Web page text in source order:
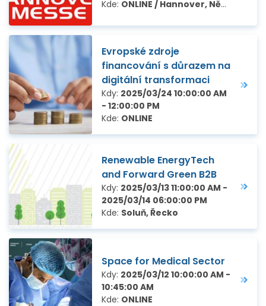
Kde: ONLINE / Hannover, Německo
Evropské zdroje
financování s důrazem na
digitální transformaci
Kdy: 2025/03/24 10:00:00 AM
- 12:00:00 PM
Kde: ONLINE
Renewable EnergyTech
and Forward Green B2B
Kdy: 2025/03/13 11:00:00 AM -
2025/03/14 06:00:00 PM
Kde: Soluň, Řecko
Space for Medical Sector
Kdy: 2025/03/12 10:00:00 AM -
10:45:00 AM
Kde: ONLINE